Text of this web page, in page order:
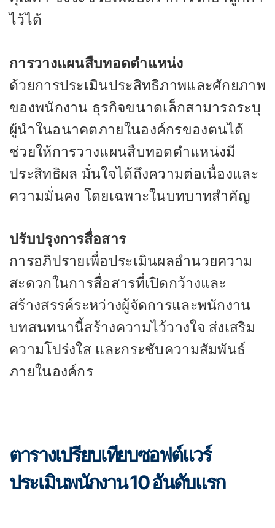
ไว้ได้
การวางแผนสืบทอดตำแหน่ง
ด้วยการประเมินประสิทธิภาพและศักยภาพ
ของพนักงาน ธุรกิจขนาดเล็กสามารถระบุ
ผู้นำในอนาคตภายในองค์กรของตนได้
ช่วยให้การวางแผนสืบทอดตำแหน่งมี
ประสิทธิผล มั่นใจได้ถึงความต่อเนื่องและ
ความมั่นคง โดยเฉพาะในบทบาทสำคัญ
ปรับปรุงการสื่อสาร
การอภิปรายเพื่อประเมินผลอำนวยความ
สะดวกในการสื่อสารที่เปิดกว้างและ
สร้างสรรค์ระหว่างผู้จัดการและพนักงาน
บทสนทนานี้สร้างความไว้วางใจ ส่งเสริม
ความโปร่งใส และกระชับความสัมพันธ์
ภายในองค์กร
ตารางเปรียบเทียบซอฟต์แวร์
ประเมินพนักงาน 10 อันดับแรก